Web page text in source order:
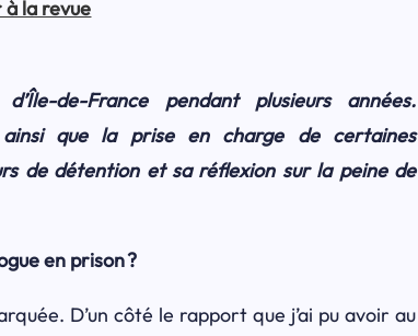
à la revue
de-France pendant plusieurs années.
ainsi que la prise en charge de certaines
de détention et sa réflexion sur la peine de
en prison ?
D’un côté le rapport que j’ai pu avoir au